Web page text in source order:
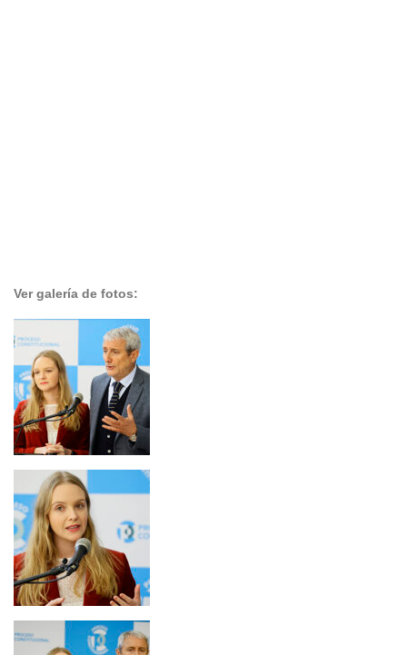
Ver galería de fotos: